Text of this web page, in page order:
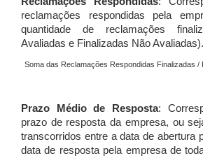
reclamações respondidas pela
quantidade de reclamações
Avaliadas e Finalizadas Não Avaliadas).
Soma das Reclamações Respondidas Finalizadas /
Prazo Médio de Resposta:
prazo de resposta da empresa, ou
transcorridos entre a data de abertura
data de resposta pela empresa de